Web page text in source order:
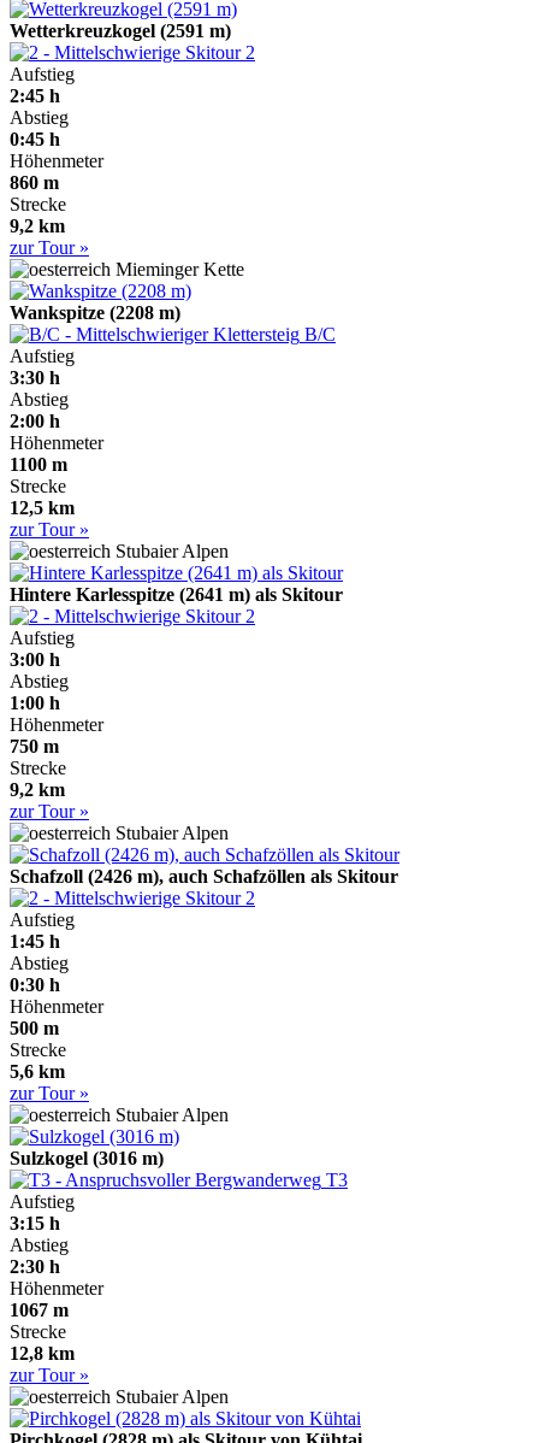
Wetterkreuzkogel (2591 m)
2
Aufstieg
2:45 h
Abstieg
0:45 h
Höhenmeter
860 m
Strecke
9,2 km
zur Tour »
Mieminger Kette
Wankspitze (2208 m)
B/C
Aufstieg
3:30 h
Abstieg
2:00 h
Höhenmeter
1100 m
Strecke
12,5 km
zur Tour »
Stubaier Alpen
Hintere Karlesspitze (2641 m) als Skitour
2
Aufstieg
3:00 h
Abstieg
1:00 h
Höhenmeter
750 m
Strecke
9,2 km
zur Tour »
Stubaier Alpen
Schafzoll (2426 m), auch Schafzöllen als Skitour
2
Aufstieg
1:45 h
Abstieg
0:30 h
Höhenmeter
500 m
Strecke
5,6 km
zur Tour »
Stubaier Alpen
Sulzkogel (3016 m)
T3
Aufstieg
3:15 h
Abstieg
2:30 h
Höhenmeter
1067 m
Strecke
12,8 km
zur Tour »
Stubaier Alpen